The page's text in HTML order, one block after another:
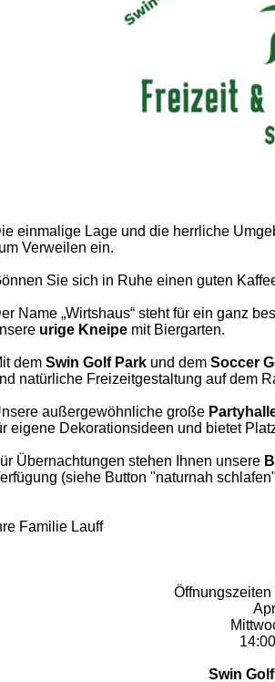
einmalige Lage und die herrliche
Verweilen ein.
Sie sich in Ruhe einen guten
Name „Wirtshaus“ steht für ein ganz
urige Kneipe mit Biergarten.
dem Swin Golf Park und dem Soccer
natürliche Freizeitgestaltung auf dem
außergewöhnliche große
eigene Dekorationsideen und bietet
Übernachtungen stehen Ihnen unsere
(siehe Button "naturnah
Familie Lauff
Swin